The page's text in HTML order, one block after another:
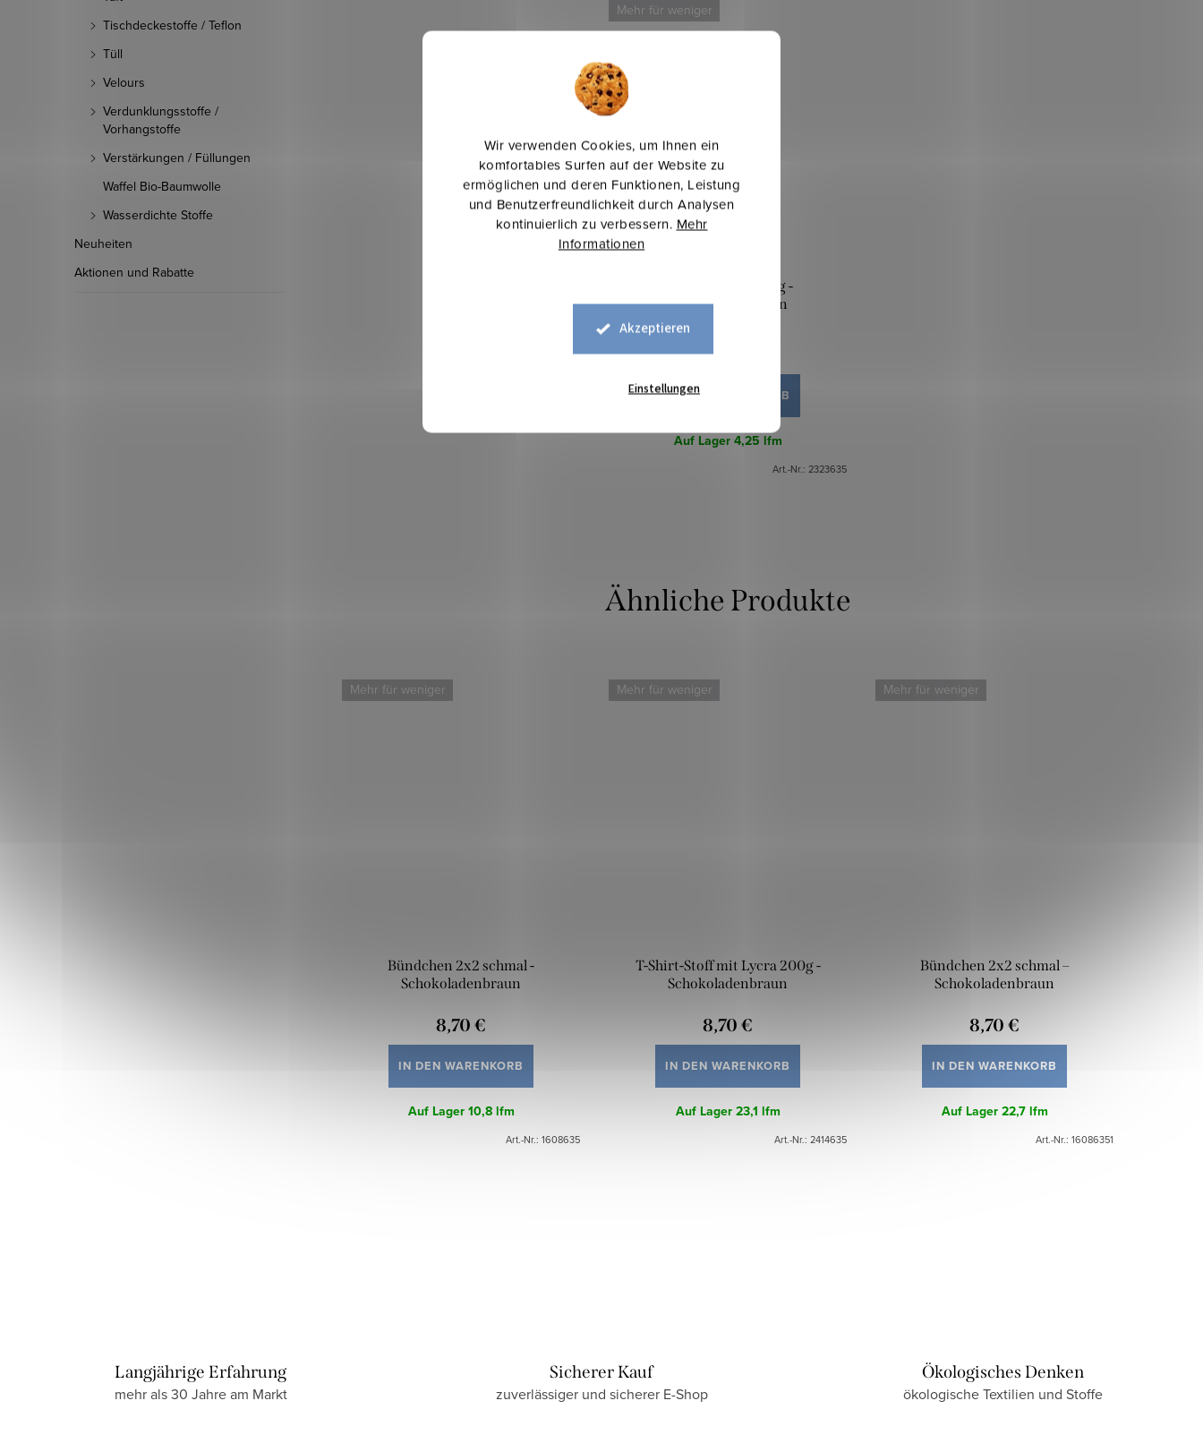
Wir verwenden Cookies, um Ihnen ein
komfortables Surfen auf der Website zu
ermöglichen und deren Funktionen, Leistung
und Benutzerfreundlichkeit durch Analysen
kontinuierlich zu verbessern. Mehr
Informationen
Akzeptieren
Einstellungen
Tischdeckestoffe / Teflon
Tüll
Velours
Verdunklungsstoffe /
Vorhangstoffe
Verstärkungen / Füllungen
Waffel Bio-Baumwolle
Wasserdichte Stoffe
Neuheiten
Aktionen und Rabatte
Mehr für weniger
Kuschelsweat 320g -
Schokoladenbraun
IN DEN WARENKORB
Auf Lager4,25 lfm
Art.-Nr.: 2323635
Mehr für weniger
Bündchen 2x2 schmal -
Schokoladenbraun
8,70 €
IN DEN WARENKORB
Auf Lager10,8 lfm
Art.-Nr.: 1608635
Mehr für weniger
T-Shirt-Stoff mit Lycra 200g -
Schokoladenbraun
8,70 €
IN DEN WARENKORB
Auf Lager23,1 lfm
Art.-Nr.: 2414635
Mehr für weniger
Bündchen 2x2 schmal –
Schokoladenbraun
8,70 €
IN DEN WARENKORB
Auf Lager22,7 lfm
Art.-Nr.: 16086351
Langjährige Erfahrung
mehr als 30 Jahre am Markt
Sicherer Kauf
zuverlässiger und sicherer E-Shop
Ökologisches Denken
ökologische Textilien und Stoffe